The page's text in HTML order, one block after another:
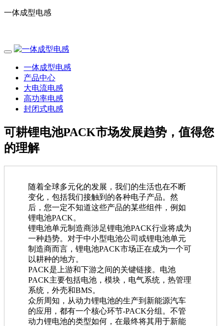
一体成型电感
一体成型电感
产品中心
大电流电感
高功率电感
封闭式电感
可耕锂电池PACK市场发展趋势，值得您
的理解
随着全球多元化的发展，我们的生活也在不断
变化，包括我们接触到的各种电子产品。然
后，您一定不知道这些产品的某些组件，例如
锂电池PACK。
锂电池单元制造商涉足锂电池PACK行业将成为
一种趋势。对于中小型电池公司或锂电池单元
制造商而言，锂电池PACK市场正在成为一个可
以耕种的地方。
PACK是上游和下游之间的关键链接。电池
PACK主要包括电池，模块，电气系统，热管理
系统，外壳和BMS。
众所周知，从动力锂电池的生产到新能源汽车
的应用，都有一个核心环节-PACK分组。不管
动力锂电池的类型如何，在最终将其用于新能